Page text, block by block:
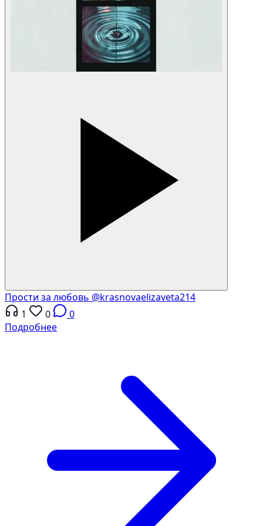
Прости за любовь @krasnovaelizaveta214
1
0
0
Подробнее